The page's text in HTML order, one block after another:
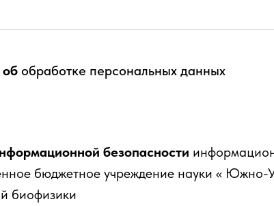
обработке персональных данных
безопасности
бюджетное учреждение науки «
биофизики